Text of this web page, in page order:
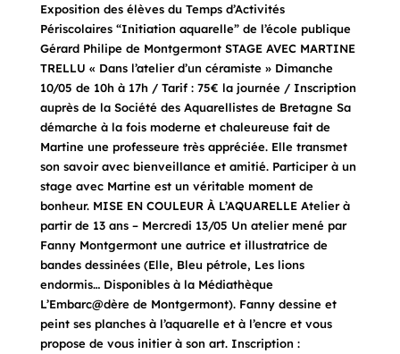
Exposition des élèves du Temps d’Activités
Périscolaires “Initiation aquarelle” de l’école publique
Gérard Philipe de Montgermont STAGE AVEC MARTINE
TRELLU « Dans l’atelier d’un céramiste » Dimanche
10/05 de 10h à 17h / Tarif : 75€ la journée / Inscription
auprès de la Société des Aquarellistes de Bretagne Sa
démarche à la fois moderne et chaleureuse fait de
Martine une professeure très appréciée. Elle transmet
son savoir avec bienveillance et amitié. Participer à un
stage avec Martine est un véritable moment de
bonheur. MISE EN COULEUR À L’AQUARELLE Atelier à
partir de 13 ans – Mercredi 13/05 Un atelier mené par
Fanny Montgermont une autrice et illustratrice de
bandes dessinées (Elle, Bleu pétrole, Les lions
endormis… Disponibles à la Médiathèque
L’Embarc@dère de Montgermont). Fanny dessine et
peint ses planches à l’aquarelle et à l’encre et vous
propose de vous initier à son art. Inscription :